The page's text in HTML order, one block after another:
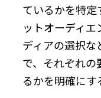
ているかを特定
ットオーディ
ディアの選択な
で、それぞれの
るかを明確にす